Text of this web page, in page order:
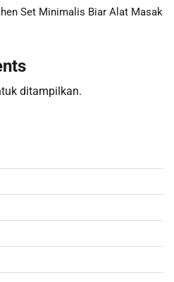
Set Minimalis Biar Alat Masak
ditampilkan.